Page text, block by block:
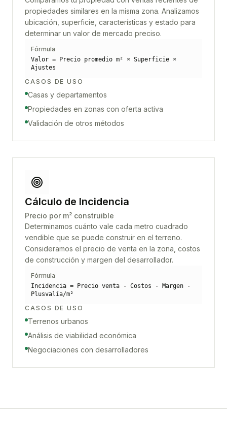
propiedades similares en la misma zona. Analizamos
ubicación, superficie, características y estado para
determinar un valor de mercado preciso.
Fórmula
Valor = Precio promedio m² × Superficie ×
Ajustes
CASOS DE USO
Casas y departamentos
Propiedades en zonas con oferta activa
Validación de otros métodos
Cálculo de Incidencia
Precio por m² construible
Determinamos cuánto vale cada metro cuadrado
vendible que se puede construir en el terreno.
Consideramos el precio de venta en la zona, costos
de construcción y margen del desarrollador.
Fórmula
Incidencia = Precio venta - Costos - Margen -
Plusvalía/m²
CASOS DE USO
Terrenos urbanos
Análisis de viabilidad económica
Negociaciones con desarrolladores